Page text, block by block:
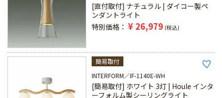
[直付取付] ナチュラル | ダイコー製ペ
ンダントライト
特別価格
¥ 26,979 税込
簡易取付
INTERFORM
IF-1140E-WH
[簡易取付] ホワイト 3灯 | Houle インタ
ーフォルム製シーリングライト